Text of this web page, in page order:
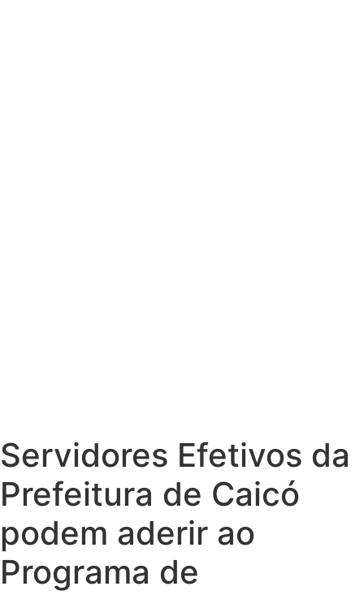
Servidores Efetivos da
Prefeitura de Caicó
podem aderir ao
Programa de